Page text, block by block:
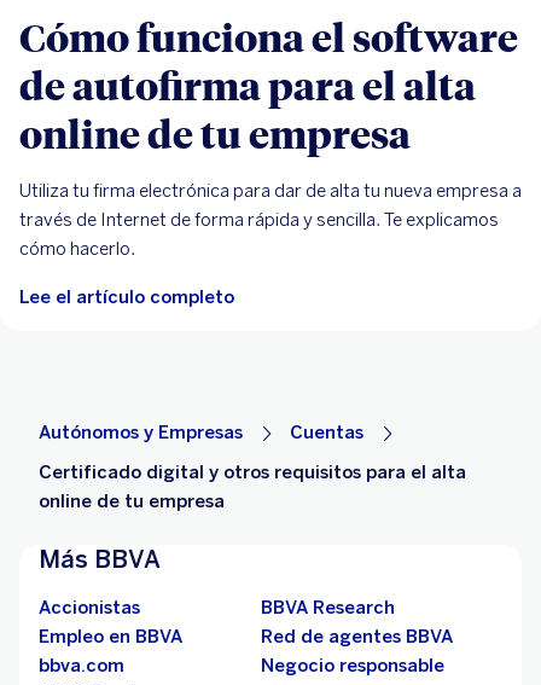
Cómo funciona el software
de autofirma para el alta
online de tu empresa
Utiliza tu firma electrónica para dar de alta tu nueva empresa a
través de Internet de forma rápida y sencilla. Te explicamos
cómo hacerlo.
Lee el artículo completo
Autónomos y Empresas
Cuentas
Certificado digital y otros requisitos para el alta
online de tu empresa
Más BBVA
Accionistas
BBVA Research
Empleo en BBVA
Red de agentes BBVA
bbva.com
Negocio responsable